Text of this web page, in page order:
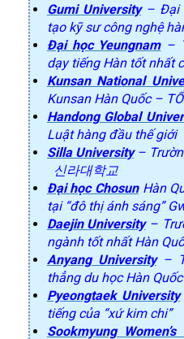
Gumi University– Đại
tạo kỹ sư công nghệ
Đại học Yeungnam–
dạy tiếng Hàn tốt nhất
Kunsan National
Kunsan Hàn Quốc –
Handong Global
Luật hàng đầu thế giới
Silla University–
신라대학교
Đại học ChosunHàn
tại “đô thị ánh sáng”
Daejin University–
ngành tốt nhất Hàn
Anyang University–
thẳng du học Hàn Quốc
Pyeongtaek University
tiếng của “xứ kim chi”
Sookmyung